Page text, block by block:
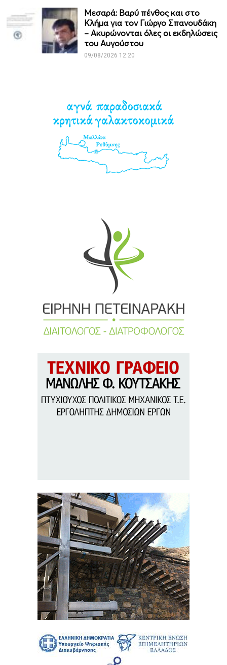
Μεσαρά: Βαρύ πένθος και στο
Κλήμα για τον Γιώργο Σπανουδάκη
– Ακυρώνονται όλες οι εκδηλώσεις
του Αυγούστου
09/08/2026 12:20